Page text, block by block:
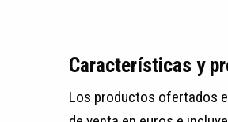
Características y
Los productos ofertados